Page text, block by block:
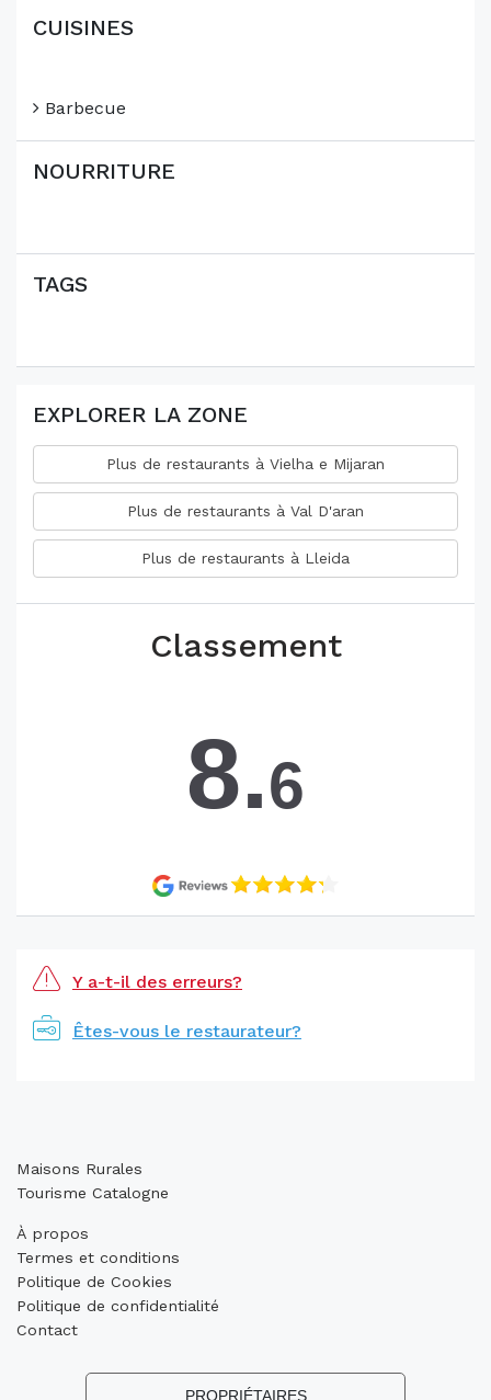
CUISINES
Barbecue
NOURRITURE
TAGS
EXPLORER LA ZONE
Plus de restaurants à Vielha e Mijaran
Plus de restaurants à Val D'aran
Plus de restaurants à Lleida
Classement
8.6
Y a-t-il des erreurs?
Êtes-vous le restaurateur?
Maisons Rurales
Tourisme Catalogne
À propos
Termes et conditions
Politique de Cookies
Politique de confidentialité
Contact
PROPRIÉTAIRES